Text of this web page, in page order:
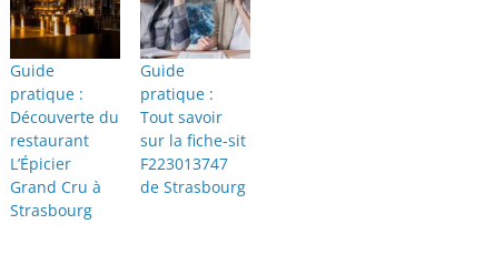
Guide
pratique :
Découverte du
restaurant
L’Épicier
Grand Cru à
Strasbourg
Guide
pratique :
Tout savoir
sur la fiche-sit
F223013747
de Strasbourg